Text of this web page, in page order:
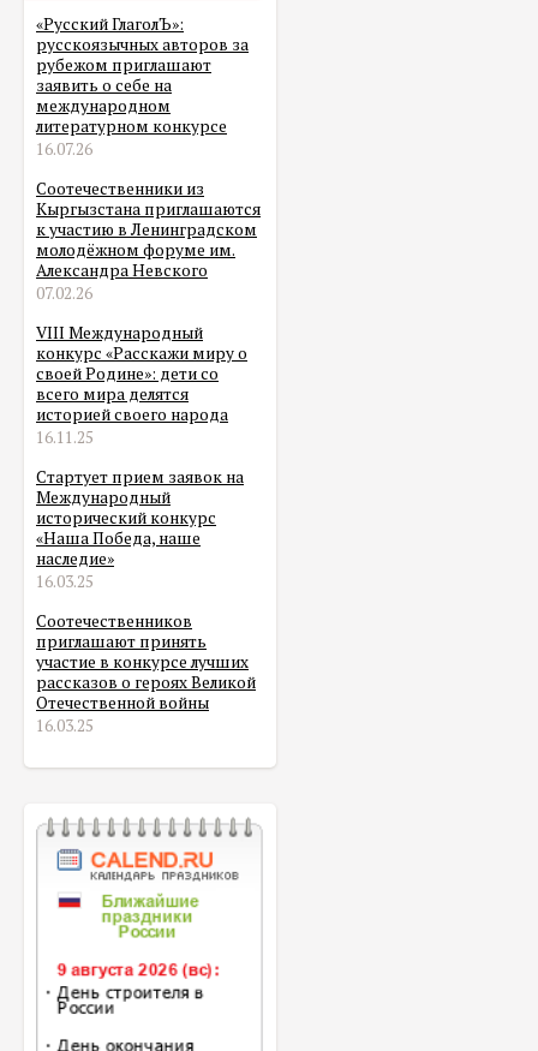
«Русский ГлаголЪ»:
русскоязычных авторов за
рубежом приглашают
заявить о себе на
международном
литературном конкурсе
16.07.26
Соотечественники из
Кыргызстана приглашаются
к участию в Ленинградском
молодёжном форуме им.
Александра Невского
07.02.26
VIII Международный
конкурс «Расскажи миру о
своей Родине»: дети со
всего мира делятся
историей своего народа
16.11.25
Стартует прием заявок на
Международный
исторический конкурс
«Наша Победа, наше
наследие»
16.03.25
Соотечественников
приглашают принять
участие в конкурсе лучших
рассказов о героях Великой
Отечественной войны
16.03.25